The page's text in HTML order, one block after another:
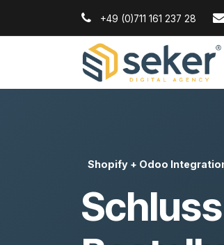
+49 (0)711 161 237 28
Shopify + Odoo